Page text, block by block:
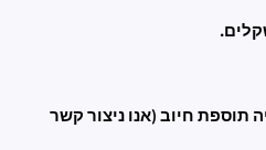
תוספת חיוב (אנו ניצור קשר